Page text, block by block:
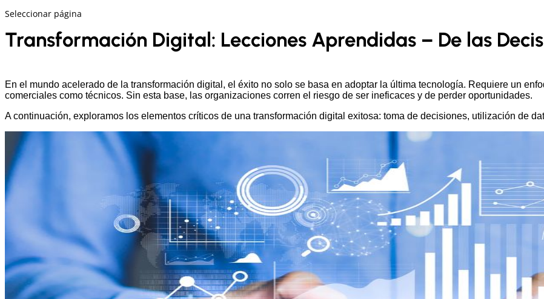
Seleccionar página
Transformación Digital: Lecciones Aprendidas – De las
En el mundo acelerado de la transformación digital, el éxito no solo se basa en adoptar la última tecnología. Requiere un
comerciales como técnicos. Sin esta base, las organizaciones corren el riesgo de ser ineficaces y de perder oportunidades.
A continuación, exploramos los elementos críticos de una transformación digital exitosa: toma de decisiones, utilización de